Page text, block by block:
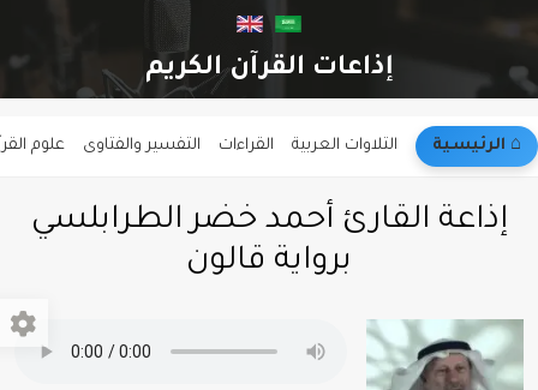
إذاعات القرآن الكريم
⌂︎ الرئيسية التلاوات العربية القراءات التفسير والفتاوى علوم
إذاعة القارئ أحمد خضر الطرابلسي
برواية قالون